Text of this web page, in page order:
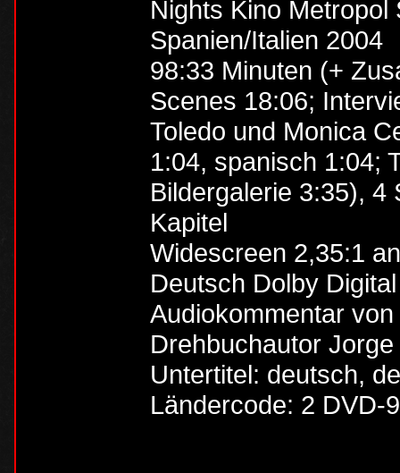
Nights Kino
Spanien/Italien 2004
98:33 Minuten (+
Scenes 18:06;
Toledo und Monica
1:04, spanisch 1:04;
Bildergalerie 3:35), 4
Kapitel
Widescreen 2,35:1
Deutsch Dolby
Audiokommentar
Drehbuchautor
Untertitel: deutsch,
Ländercode: 2 DVD-